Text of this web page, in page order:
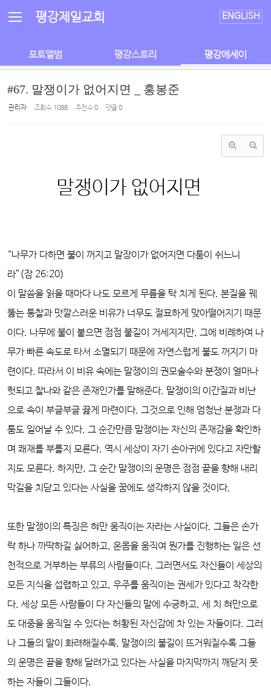
평강제일교회 ENGLISH
포토앨범 평강스토리 평강에세이
#67. 말쟁이가 없어지면 _ 홍봉준
관리자 조회 수 1088 추천 수0 댓글0
말쟁이가 없어지면
“나무가 다하면 불이 꺼지고 말장이가 없어지면 다툼이 쉬느니
라”(잠 26:20)
이 말씀을 읽을 때마다 나도 모르게 무릎을 탁 치게 된다. 본질을 꿰
뚫는 통찰과 맛깔스러운 비유가 너무도 절묘하게 맞아떨어지기 때문
이다. 나무에 불이 붙으면 점점 불길이 거세지지만, 그에 비례하여 나
무가 빠른 속도로 타서 소멸되기 때문에 자연스럽게 불도 꺼지기 마
련이다. 따라서 이 비유 속에는 말쟁이의 권모술수와 분쟁이 얼마나
헛되고 찰나와 같은 존재인가를 말해준다. 말쟁이의 이간질과 비난
으로 속이 부글부글 끓게 마련이다. 그것으로 인해 엄청난 분쟁과 다
툼도 일어날 수 있다. 그 순간만큼 말쟁이는 자신의 존재감을 확인하
며 쾌재를 부를지 모른다. 역시 세상이 자기 손아귀에 있다고 자만할
지도 모른다. 하지만, 그 순간 말쟁이의 운명은 점점 끝을 향해 내리
막길을 치닫고 있다는 사실을 꿈에도 생각하지 않을 것이다.
또한 말쟁이의 특징은 혀만 움직이는 자라는 사실이다. 그들은 손가
락 하나 까딱하길 싫어하고, 온몸을 움직여 뭔가를 진행하는 일은 선
천적으로 거부하는 부류의 사람들이다. 그러면서도 자신들이 세상의
모든 지식을 섭렵하고 있고, 우주를 움직이는 권세가 있다고 착각한
다. 세상 모든 사람들이 다 자신들의 말에 수긍하고, 세 치 혀만으로
도 대중을 움직일 수 있다는 허황된 자신감에 차 있는 자들이다. 그러
나 그들의 말이 화려해질수록, 말쟁이의 불길이 뜨거워질수록 그들
의 운명은 끝을 향해 달려가고 있다는 사실을 마지막까지 깨닫지 못
하는 자들이 그들이다.